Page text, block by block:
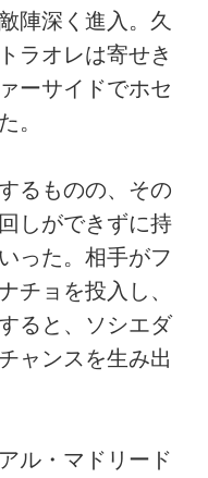
陣深く進入。久
ラオレは寄せき
ーサイドでホセ
。
るものの、その
しができずに持
った。相手がフ
チョを投入し、
ると、ソシエダ
ャンスを生み出
ル・マドリード